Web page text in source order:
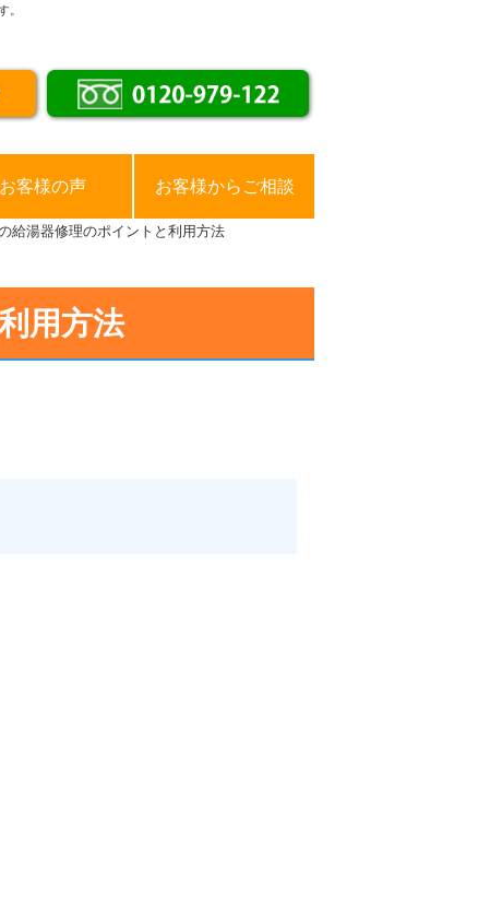
。
お客様の声 お客様からご相談
給湯器修理のポイントと利用方法
用方法